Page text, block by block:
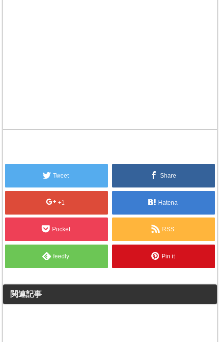
Tweet Share
+1 Hatena
Pocket RSS
feedly Pin it
関連記事